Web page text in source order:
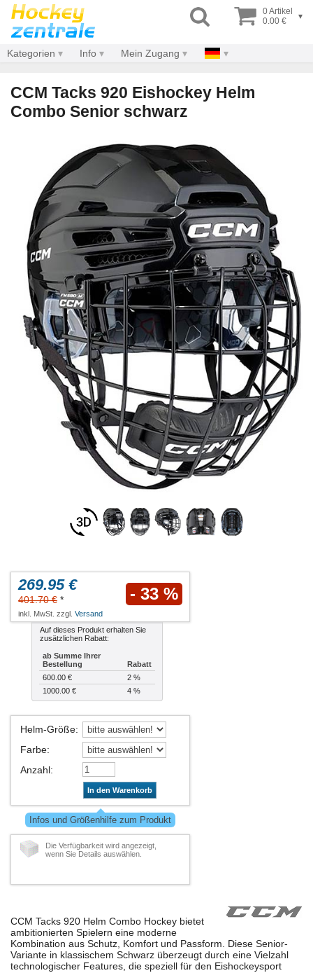
0 Artikel
0.00 €
▾
Kategorien Info Mein Zugang
CCM Tacks 920 Eishockey Helm
Combo Senior schwarz
269.95 €
401.70 € * - 33 %
inkl. MwSt. zzgl. Versand
Auf dieses Produkt erhalten Sie
zusätzlichen Rabatt:
ab Summe Ihrer
Bestellung
Rabatt
600.00 €
2 %
1000.00 €
4 %
Helm-Größe:
Farbe:
Anzahl:
In den Warenkorb
Infos und Größenhilfe zum Produkt
Die Verfügbarkeit wird angezeigt,
wenn Sie Details auswählen.
CCM Tacks 920 Helm Combo Hockey bietet
ambitionierten Spielern eine moderne
Kombination aus Schutz, Komfort und Passform. Diese Senior-
Variante in klassischem Schwarz überzeugt durch eine Vielzahl
technologischer Features, die speziell für den Eishockeysport